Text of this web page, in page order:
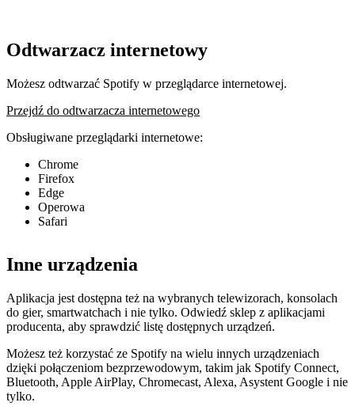
Odtwarzacz internetowy
Możesz odtwarzać Spotify w przeglądarce internetowej.
Przejdź do odtwarzacza internetowego
Obsługiwane przeglądarki internetowe:
Chrome
Firefox
Edge
Operowa
Safari
Inne urządzenia
Aplikacja jest dostępna też na wybranych telewizorach, konsolach
do gier, smartwatchach i nie tylko. Odwiedź sklep z aplikacjami
producenta, aby sprawdzić listę dostępnych urządzeń.
Możesz też korzystać ze Spotify na wielu innych urządzeniach
dzięki połączeniom bezprzewodowym, takim jak Spotify Connect,
Bluetooth, Apple AirPlay, Chromecast, Alexa, Asystent Google i nie
tylko.